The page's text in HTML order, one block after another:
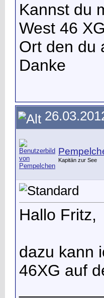
Kannst du
West 46
Ort den du
Danke
Kapitän zur See
Hallo Fritz,
dazu kann
46XG auf